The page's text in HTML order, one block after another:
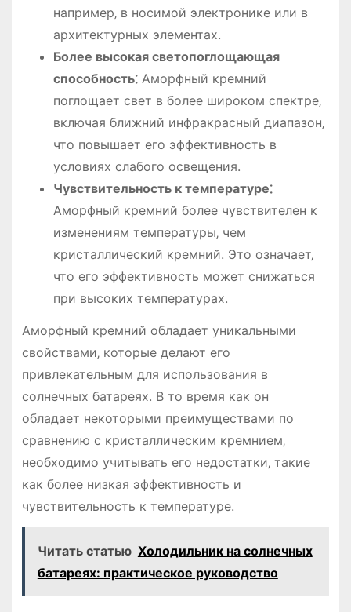
например‚ в носимой электронике или в
архитектурных элементах.
Более высокая светопоглощающая
способность⁚Аморфный кремний
поглощает свет в более широком спектре‚
включая ближний инфракрасный диапазон‚
что повышает его эффективность в
условиях слабого освещения.
Чувствительность к температуре⁚
Аморфный кремний более чувствителен к
изменениям температуры‚ чем
кристаллический кремний. Это означает‚
что его эффективность может снижаться
при высоких температурах.
Аморфный кремний обладает уникальными
свойствами‚ которые делают его
привлекательным для использования в
солнечных батареях. В то время как он
обладает некоторыми преимуществами по
сравнению с кристаллическим кремнием‚
необходимо учитывать его недостатки‚ такие
как более низкая эффективность и
чувствительность к температуре.
Читать статью Холодильник на солнечных
батареях: практическое руководство